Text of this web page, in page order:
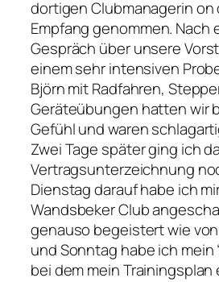
dortigen Clubmanagerin on
Empfang genommen. Nach
Gespräch über unsere
einem sehr intensiven
Björn mit Radfahren,
Geräteübungen hatten wir
Gefühl und waren
Zwei Tage später ging ich
Vertragsunterzeichnung
Dienstag darauf habe ich
Wandsbeker Club
genauso begeistert wie
und Sonntag habe ich mein
bei dem mein